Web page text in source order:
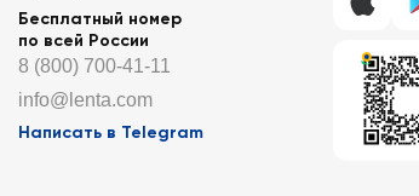
Бесплатный номер
по всей России
8 (800) 700-41-11
info@lenta.com
Написать в Telegram